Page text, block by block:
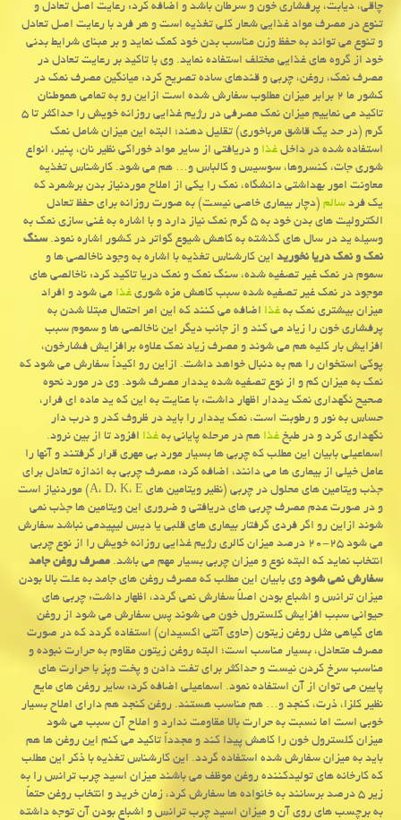
چاقی، دیابت، پرفشاری خون و سرطان باشد و اضافه كرد: رعایت اصل تعادل و
تنوع در مصرف مواد غذایی شعار كلی تغذیه است و هر فرد با رعایت اصل تعادل
و تنوع می تواند به حفظ وزن مناسب بدن خود كمك نماید و بر مبنای شرایط بدنی
خود از گروه های غذایی مختلف استفاده نماید. وی با تاكید بر رعایت تعادل در
مصرف نمك، روغن، چربی و قندهای ساده تصریح كرد: میانگین مصرف نمك در
كشور ما ۲ برابر میزان مطلوب سفارش شده است ازاین رو به تمامی هموطنان
تاكید می نماییم میزان نمك مصرفی در رژیم غذایی روزانه خویش را حداكثر تا ۵
گرم (در حد یك قاشق مرباخوری) تقلیل دهند؛ البته این میزان شامل نمك
استفاده شده در داخلغذاو دریافتی از سایر مواد خوراكی نظیر نان، پنیر، انواع
شوری جات، كنسروها، سوسیس و كالباس و… هم می شود. كارشناس تغذیه
معاونت امور بهداشتی دانشگاه، نمك را یكی از املاح موردنیاز بدن برشمرد كه
یك فردسالم(دچار بیماری خاصی نیست) به صورت روزانه برای حفظ تعادل
الكترولیت های بدن خود به ۵ گرم نمك نیاز دارد و با اشاره به غنی سازی نمك به
وسیله ید در سال های گذشته به كاهش شیوع گواتر در كشور اشاره نمود.سنگ
نمك و نمك دریا نخوریداین كارشناس تغذیه با اشاره به وجود ناخالصی ها و
سموم در نمك غیر تصفیه شده، سنگ نمك و نمك دریا تاكید كرد: ناخالصی های
موجود در نمك غیر تصفیه شده سبب كاهش مزه شوریغذامی شود و افراد
میزان بیشتری نمك بهغذااضافه می كنند كه این امر احتمال مبتلا شدن به
پرفشاری خون را زیاد می كند و از جانب دیگر این ناخالصی ها و سموم سبب
افزایش بار كلیه هم می شوند و مصرف زیاد نمك علاوه برافزایش فشارخون،
پوكی استخوان را هم به دنبال خواهد داشت. ازاین رو اكیداً سفارش می شود كه
نمك به میزان كم و از نوع تصفیه شده یددار مصرف شود. وی در مورد نحوه
صحیح نگهداری نمك یددار اظهار داشت: با عنایت به این كه ید ماده ای فرار،
حساس به نور و رطوبت است، نمك یددار را باید در ظروف كدر و درب دار
نگهداری كرد و در طبخغذاهم در مرحله پایانی بهغذاافزود تا از بین نرود.
اسماعیلی بابیان این مطلب كه چربی ها بسیار مورد بی مهری قرار گرفتند و آنها را
عامل خیلی از بیماری ها می دانند، اضافه كرد: مصرف چربی به اندازه تعادل برای
جذب ویتامین های محلول در چربی (نظیر ویتامین های A، D، K، E) موردنیاز است
و در صورت عدم مصرف چربی های دریافتی و ضروری این ویتامین ها جذب نمی
شوند ازاین رو اگر فردی گرفتار بیماری های قلبی یا دیس لیپیدمی نباشد سفارش
می شود ۲۵-۲۰ درصد میزان كالری رژیم غذایی روزانه خویش را از نوع چربی
انتخاب نماید كه البته نوع و میزان چربی بسیار مهم می باشد.مصرف روغن جامد
سفارش نمی شودوی بابیان این مطلب كه مصرف روغن های جامد به علت بالا بودن
میزان ترانس و اشباع بودن اصلاً سفارش نمی گردد، اظهار داشت: چربی های
حیوانی سبب افزایش كلسترول خون می شوند پس سفارش می شود از روغن
های گیاهی مثل روغن زیتون (حاوی آنتی اكسیدان) استفاده گردد كه در صورت
مصرف متعادل، بسیار مناسب است؛ البته روغن زیتون مقاوم به حرارت نبوده و
مناسب سرخ كردن نیست و حداكثر برای تفت دادن و پخت وپز با حرارت های
پایین می توان از آن استفاده نمود. اسماعیلی اضافه كرد: سایر روغن های مایع
نظیر كلزا، ذرت، كنجد و… هم مناسب هستند. روغن كنجد هم دارای املاح بسیار
خوبی است اما نسبت به حرارت بالا مقاومت ندارد و املاح آن سبب می شود
میزان كلسترول خون را كاهش پیدا كند و مجدداً تاكید می كنم این روغن ها هم
باید به میزان سفارش شده استفاده گردد. این كارشناس تغذیه با ذكر این مطلب
كه كارخانه های تولیدكننده روغن موظف می باشند میزان اسید چرب ترانس را به
زیر ۵ درصد برسانند به خانواده ها سفارش كرد، زمان خرید و انتخاب روغن حتماً
به برچسب های روی آن و میزان اسید چرب ترانس و اشباع بودن آن توجه داشته